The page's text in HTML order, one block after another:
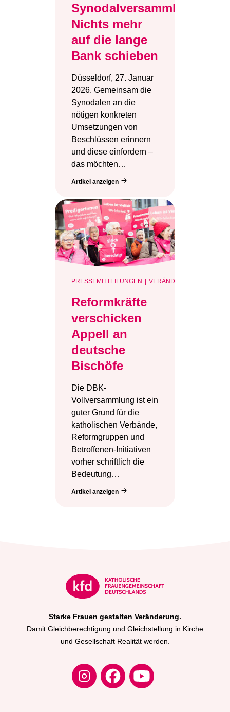
Synodalversammlung:
Nichts mehr
auf die lange
Bank schieben
Düsseldorf, 27. Januar
2026. Gemeinsam die
Synodalen an die
nötigen konkreten
Umsetzungen von
Beschlüssen erinnern
und diese einfordern –
das möchten…
Artikel anzeigen
PRESSEMITTEILUNGEN VERÄNDERUNG
Reformkräfte
verschicken
Appell an
deutsche
Bischöfe
Die DBK-
Vollversammlung ist ein
guter Grund für die
katholischen Verbände,
Reformgruppen und
Betroffenen-Initiativen
vorher schriftlich die
Bedeutung…
Artikel anzeigen
Starke Frauen gestalten Veränderung.
Damit Gleichberechtigung und Gleichstellung in Kirche
und Gesellschaft Realität werden.